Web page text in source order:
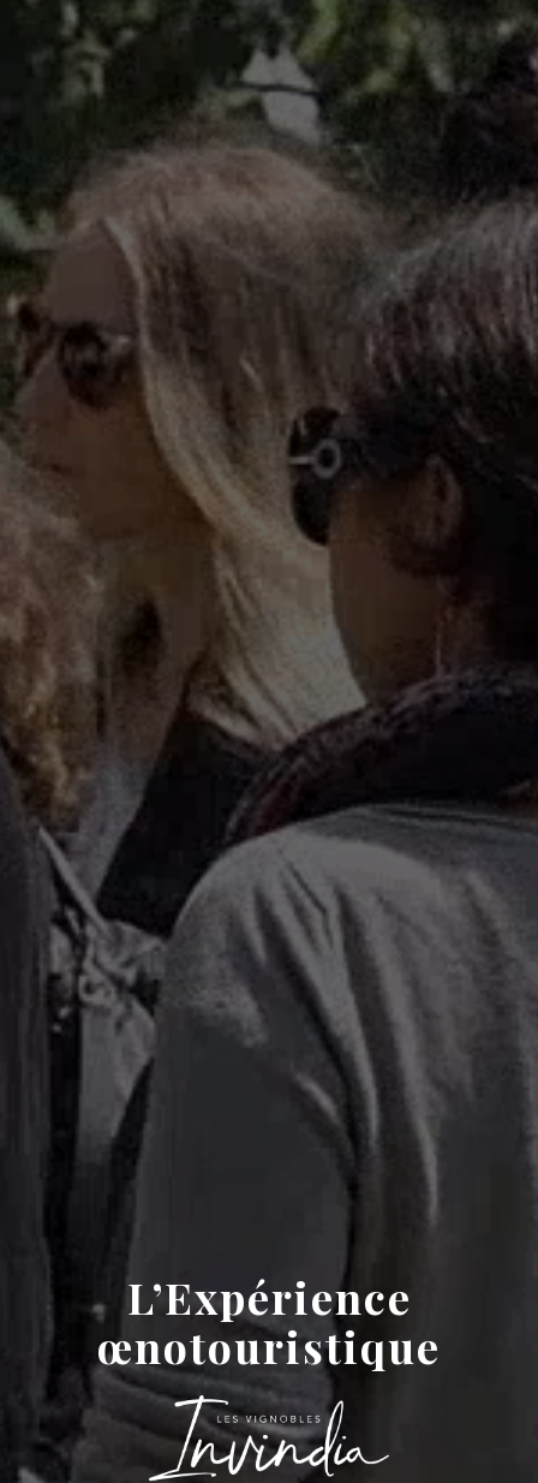
L’Expérience
œnotouristique